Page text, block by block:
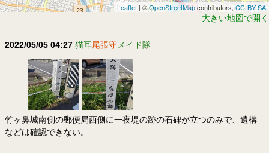
Leaflet | ©OpenStreetMapcontributors, CC-BY-SA
大きい地図で開く
2022/05/05 04:27 猫耳尾張守 メイド隊
竹ヶ鼻城南側の郵便局西側に一夜堤の跡の石碑が立つのみで、遺構
などは確認できない。